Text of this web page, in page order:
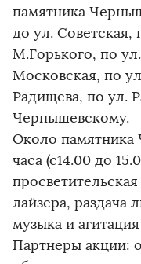
памятника
до ул. Советская,
М.Горького, по
Московская, по
Радищева, по ул.
Чернышевскому.
Около памятника
часа (с14.00 до
лайзера, раздача
музыка и
Партнеры акции: